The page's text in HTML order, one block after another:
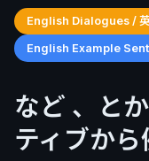
English Dialogues /
English Example
など 、と
ティブか